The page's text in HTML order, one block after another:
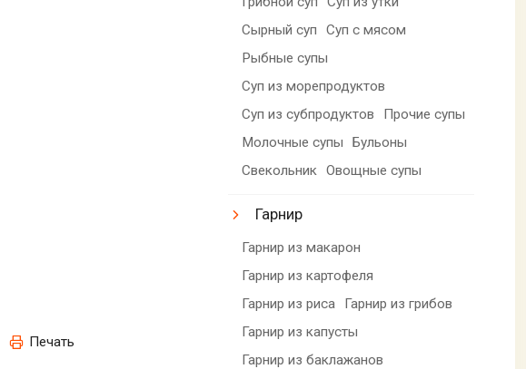
Печать
Сырный суп
Суп с мясом
Рыбные супы
Суп из морепродуктов
Суп из субпродуктов
Прочие супы
Молочные супы
Бульоны
Свекольник Овощные супы
Гарнир
Гарнир из макарон
Гарнир из картофеля
Гарнир из риса
Гарнир из грибов
Гарнир из капусты
Гарнир из баклажанов